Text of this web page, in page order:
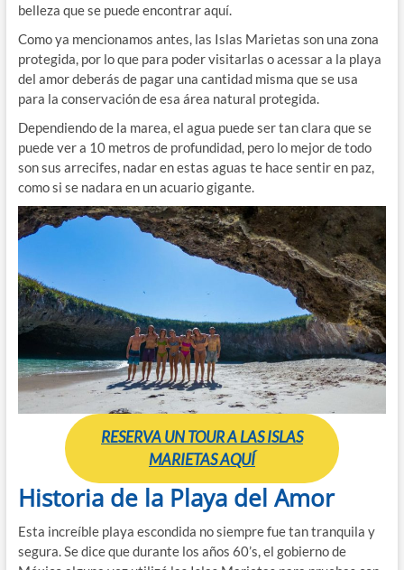
belleza que se puede encontrar aquí.
Como ya mencionamos antes, las Islas Marietas son una zona
protegida, por lo que para poder visitarlas o acessar a la playa
del amor deberás de pagar una cantidad misma que se usa
para la conservación de esa área natural protegida.
Dependiendo de la marea, el agua puede ser tan clara que se
puede ver a 10 metros de profundidad, pero lo mejor de todo
son sus arrecifes, nadar en estas aguas te hace sentir en paz,
como si se nadara en un acuario gigante.
RESERVA UN TOUR A LAS ISLAS
MARIETAS AQUÍ
Historia de la Playa del Amor
Esta increíble playa escondida no siempre fue tan tranquila y
segura. Se dice que durante los años 60’s, el gobierno de